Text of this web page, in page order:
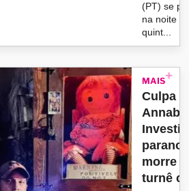
(PT) se
na noite
quint...
MAIS
Culpa
morre
turnê